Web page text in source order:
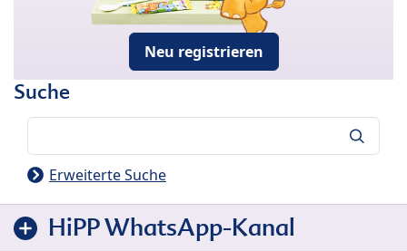
Neu registrieren
Suche
Erweiterte Suche
HiPP WhatsApp-Kanal